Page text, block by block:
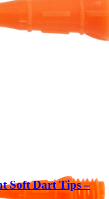
Soft Dart Tips –